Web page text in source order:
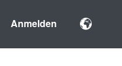
Anmelden